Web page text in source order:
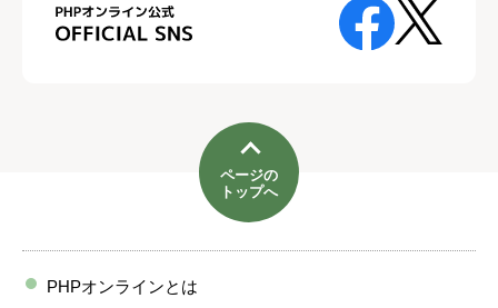
ページの
トップへ
PHPオンラインとは